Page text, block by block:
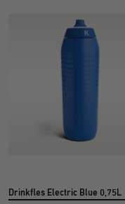
Drinkfles Electric Blue 0,75L